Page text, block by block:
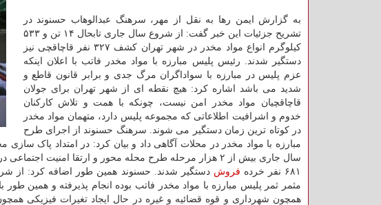
به گزارش ایمن رها به نقل از مهر، سرهنگ عبدالوهاب حسنوند در
تشریح جزئیات این خبر گفت: از شروع سال جاری تابحال ۱۴ تن و ۵۳۳
کیلوگرم انواع مواد مخدر در شهر تهران کشف ۳۲۷ نفر قاچاقچی نیز
دستگیر شدند. رئیس پلیس مبارزه با مواد مخدر فاتب با اعلان اینکه
عزم پلیس در مبارزه با سواداگران مرگ جدی و برابر قانون قاطع و
شدید می باشد اشاره کرد: هیچ نقطه ای از شهر تهران برای جولان
قاچاقچیان مواد مخدر امن نیست، چونکه با همت و تلاش کارکنان
خدوم و اشرافیت اطلاعاتی که مجموعه پلیس دارد، متهمان مواد مخدر
در کوتاه ترین زمان دستگیر می شوند. سرهنگ حسنوند از اجرای طرح
مبارزه با مواد مخدر در محلات آگاهی داد و بیان کرد: در امتداد پاک
۶۸۱ نفر خرده
فروش دستگیر شدند. حسنوند همین طور اضافه کرد:
مثمر ثمر پلیس مبارزه با مواد مخدر فاتب بوده انجام پذیرفته و همین
همچون شهرداری و قوه قضائیه و غیره در حال ایجاد تغیرات فیزیکی